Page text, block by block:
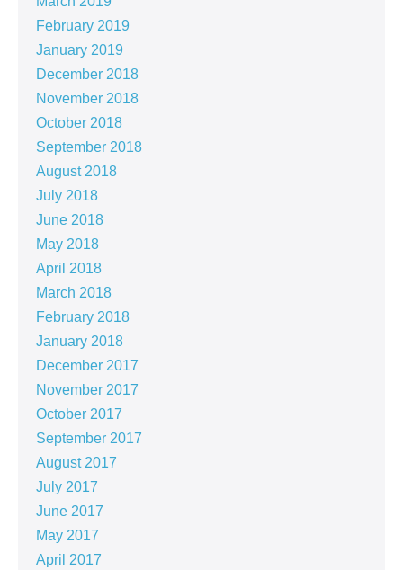
February 2019
January 2019
December 2018
November 2018
October 2018
September 2018
August 2018
July 2018
June 2018
May 2018
April 2018
March 2018
February 2018
January 2018
December 2017
November 2017
October 2017
September 2017
August 2017
July 2017
June 2017
May 2017
April 2017